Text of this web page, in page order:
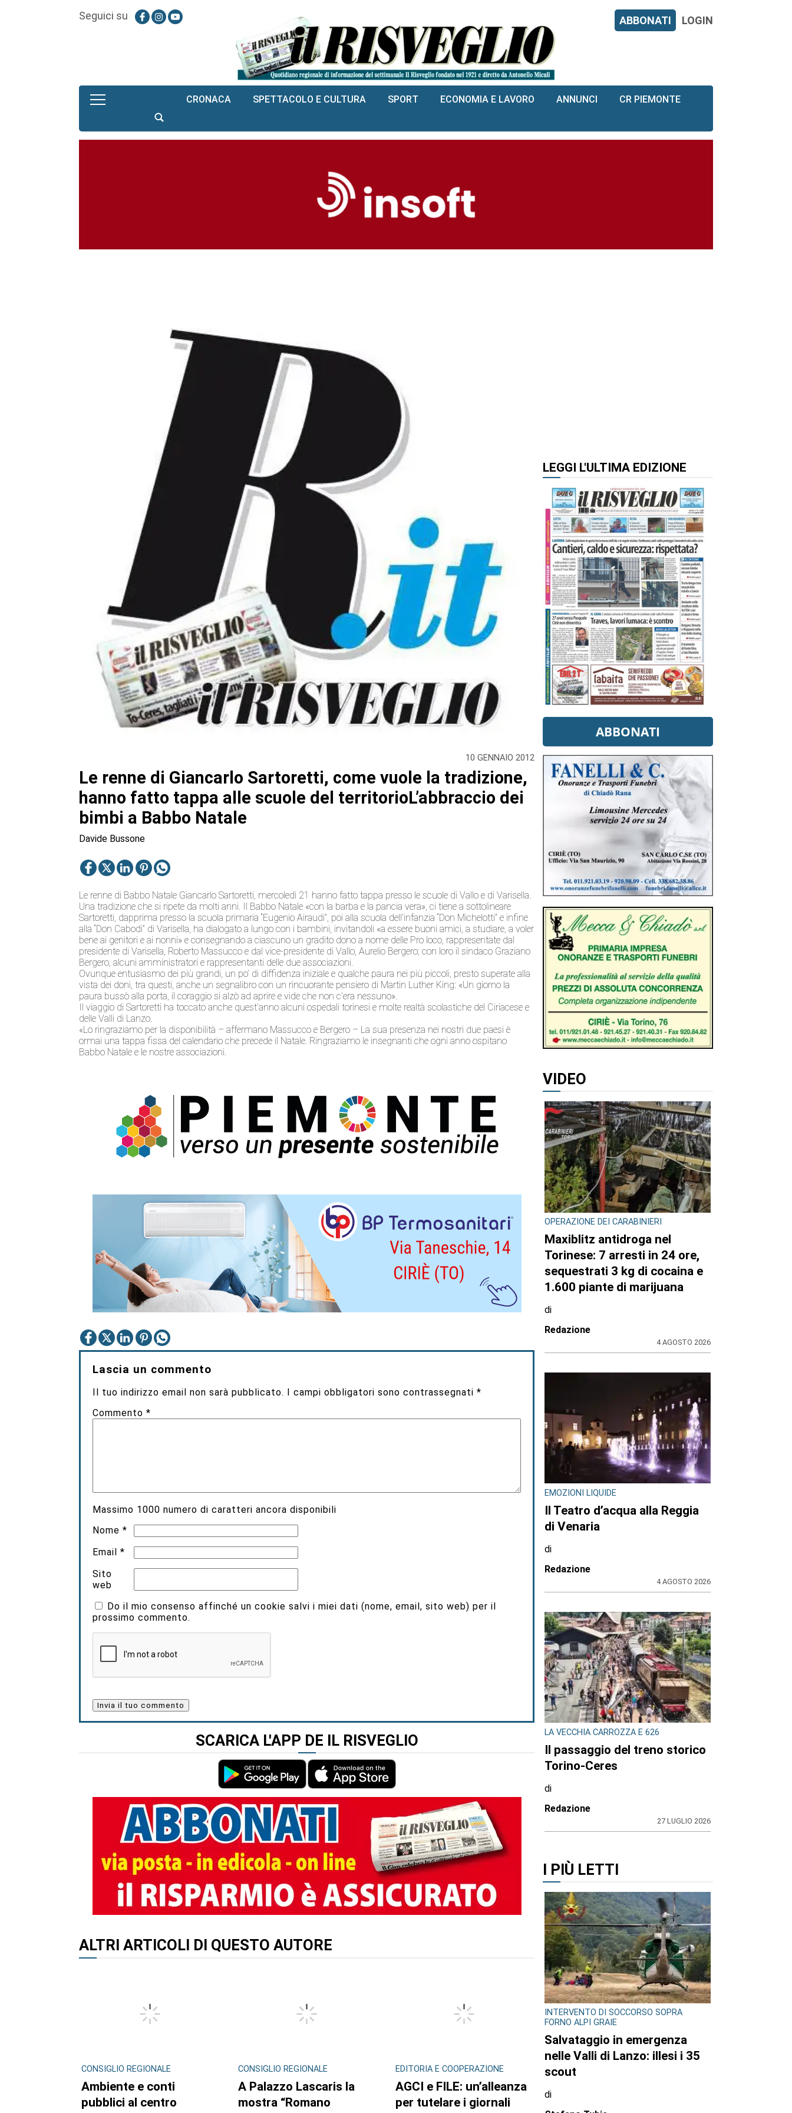
Seguici su ABBONATI LOGIN
CRONACA SPETTACOLO E CULTURA SPORT ECONOMIA E LAVORO ANNUNCI CR PIEMONTE
10 GENNAIO 2012
Le renne di Giancarlo Sartoretti, come vuole la tradizione,
hanno fatto tappa alle scuole del territorioL’abbraccio dei
bimbi a Babbo Natale
Davide Bussone
Le renne di Babbo Natale Giancarlo Sartoretti, mercoledì 21 hanno fatto tappa presso le scuole di Vallo e di Varisella.
Una tradizione che si ripete da molti anni. Il Babbo Natale «con la barba e la pancia vera», ci tiene a sottolineare
Sartoretti, dapprima presso la scuola primaria “Eugenio Airaudi”, poi alla scuola dell’infanzia “Don Michelotti” e infine
alla “Don Cabodi” di Varisella, ha dialogato a lungo con i bambini, invitandoli «a essere buoni amici, a studiare, a voler
bene ai genitori e ai nonni» e consegnando a ciascuno un gradito dono a nome delle Pro loco, rappresentate dal
presidente di Varisella, Roberto Massucco e dal vice-presidente di Vallo, Aurelio Bergero; con loro il sindaco Graziano
Bergero, alcuni amministratori e rappresentanti delle due associazioni.
Ovunque entusiasmo dei più grandi, un po’ di diffidenza iniziale e qualche paura nei più piccoli, presto superate alla
vista dei doni, tra questi, anche un segnalibro con un rincuorante pensiero di Martin Luther King: «Un giorno la
paura bussò alla porta, il coraggio si alzò ad aprire e vide che non c’era nessuno».
Il viaggio di Sartoretti ha toccato anche quest’anno alcuni ospedali torinesi e molte realtà scolastiche del Ciriacese e
delle Valli di Lanzo.
«Lo ringraziamo per la disponibilità – affermano Massucco e Bergero – La sua presenza nei nostri due paesi è
ormai una tappa fissa del calendario che precede il Natale. Ringraziamo le insegnanti che ogni anno ospitano
Babbo Natale e le nostre associazioni.
Lascia un commento
Il tuo indirizzo email non sarà pubblicato. I campi obbligatori sono contrassegnati*
Commento*
Massimo 1000 numero di caratteri ancora disponibili
Nome*
Email*
Sito
web
Do il mio consenso affinché un cookie salvi i miei dati (nome, email, sito web) per il
prossimo commento.
SCARICA L'APP DE IL RISVEGLIO
ALTRI ARTICOLI DI QUESTO AUTORE
CONSIGLIO REGIONALE
Ambiente e conti
pubblici al centro
CONSIGLIO REGIONALE
A Palazzo Lascaris la
mostra “Romano
EDITORIA E COOPERAZIONE
AGCI e FILE: un’alleanza
per tutelare i giornali
LEGGI L'ULTIMA EDIZIONE
ABBONATI
VIDEO
OPERAZIONE DEI CARABINIERI
Maxiblitz antidroga nel
Torinese: 7 arresti in 24 ore,
sequestrati 3 kg di cocaina e
1.600 piante di marijuana
di
Redazione
4 AGOSTO 2026
EMOZIONI LIQUIDE
Il Teatro d’acqua alla Reggia
di Venaria
di
Redazione
4 AGOSTO 2026
LA VECCHIA CARROZZA E 626
Il passaggio del treno storico
Torino-Ceres
di
Redazione
27 LUGLIO 2026
I PIÙ LETTI
INTERVENTO DI SOCCORSO SOPRA
FORNO ALPI GRAIE
Salvataggio in emergenza
nelle Valli di Lanzo: illesi i 35
scout
di